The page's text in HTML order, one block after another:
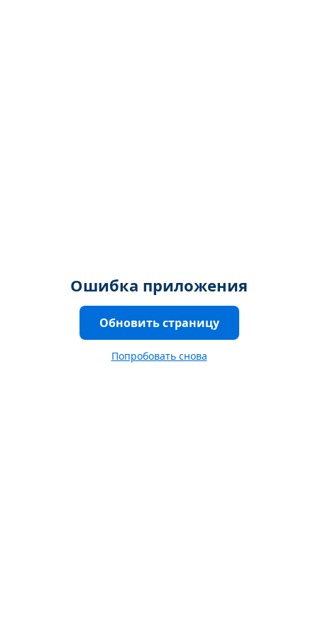
Ошибка приложения
Обновить страницу
Попробовать снова